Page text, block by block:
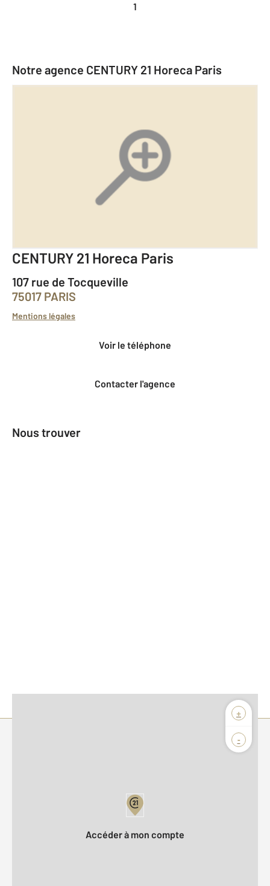
1
Notre agence CENTURY 21 Horeca Paris
CENTURY 21 Horeca Paris
107 rue de Tocqueville
75017 PARIS
Mentions légales
Voir le téléphone
Contacter l'agence
Nous trouver
+
-
Accéder à mon compte